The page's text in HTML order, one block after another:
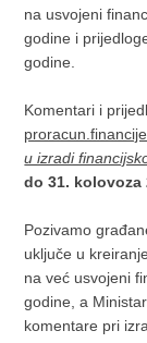
na usvojeni
godine i
godine.
Komentari i
u izradi
do 31. kolovoza
Pozivamo
uključe u
na već usvojeni
godine, a
komentare pri